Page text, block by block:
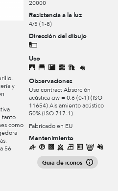
y
tanto
como
56
20000
Resistencia a la luz
4/5 (1-8)
Dirección del dibujo
Uso
Observaciones
Uso contract Absorción
acústica αw = 0,6 (0-1) (ISO
11654) Aislamiento acústico
50% (ISO 717-1)
Fabricado en EU
Mantenimiento
Guía de iconos